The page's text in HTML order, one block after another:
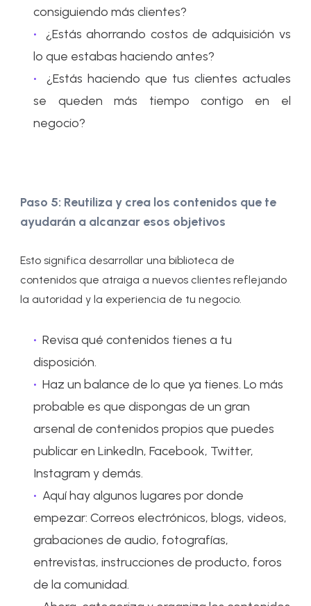
consiguiendo más clientes?
¿Estás ahorrando costos de adquisición vs
lo que estabas haciendo antes?
¿Estás haciendo que tus clientes actuales
se queden más tiempo contigo en el
negocio?
Paso 5: Reutiliza y crea los contenidos que te
ayudarán a alcanzar esos objetivos
Esto significa desarrollar una biblioteca de
contenidos que atraiga a nuevos clientes reflejando
la autoridad y la experiencia de tu negocio.
Revisa qué contenidos tienes a tu
disposición.
Haz un balance de lo que ya tienes. Lo más
probable es que dispongas de un gran
arsenal de contenidos propios que puedes
publicar en LinkedIn, Facebook, Twitter,
Instagram y demás.
Aquí hay algunos lugares por donde
empezar: Correos electrónicos, blogs, videos,
grabaciones de audio, fotografías,
entrevistas, instrucciones de producto, foros
de la comunidad.